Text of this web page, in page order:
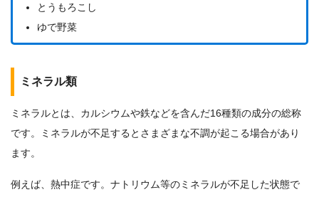
とうもろこし
ゆで野菜
ミネラル類
ミネラルとは、カルシウムや鉄などを含んだ16種類の成分の総称
です。ミネラルが不足するとさまざまな不調が起こる場合があり
ます。
例えば、熱中症です。ナトリウム等のミネラルが不足した状態で